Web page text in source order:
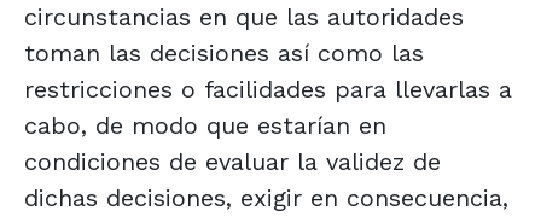
circunstancias en que las autoridades
toman las decisiones así como las
restricciones o facilidades para llevarlas a
cabo, de modo que estarían en
condiciones de evaluar la validez de
dichas decisiones, exigir en consecuencia,